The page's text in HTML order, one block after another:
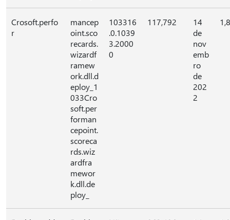
Crosoft.perfo
r
mancep
oint.sco
recards.
wizardf
ramew
ork.dll.d
eploy_1
033Cro
soft.per
forman
cepoint.
scoreca
rds.wiz
ardfra
mewor
k.dll.de
ploy_
103316
.0.1039
3.2000
0
117,792
14
de
nov
emb
ro
de
202
2